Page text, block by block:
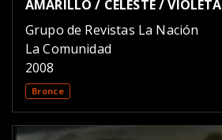
AMARILLO / CELESTE / VIOLETA
Grupo de Revistas La Nación
La Comunidad
2008
Bronce